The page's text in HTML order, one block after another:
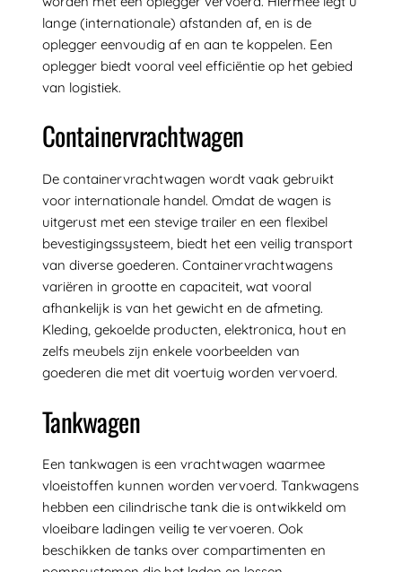
lange (internationale) afstanden af, en is de
oplegger eenvoudig af en aan te koppelen. Een
oplegger biedt vooral veel efficiëntie op het gebied
van logistiek.
Containervrachtwagen
De containervrachtwagen wordt vaak gebruikt
voor internationale handel. Omdat de wagen is
uitgerust met een stevige trailer en een flexibel
bevestigingssysteem, biedt het een veilig transport
van diverse goederen. Containervrachtwagens
variëren in grootte en capaciteit, wat vooral
afhankelijk is van het gewicht en de afmeting.
Kleding, gekoelde producten, elektronica, hout en
zelfs meubels zijn enkele voorbeelden van
goederen die met dit voertuig worden vervoerd.
Tankwagen
Een tankwagen is een vrachtwagen waarmee
vloeistoffen kunnen worden vervoerd. Tankwagens
hebben een cilindrische tank die is ontwikkeld om
vloeibare ladingen veilig te vervoeren. Ook
beschikken de tanks over compartimenten en